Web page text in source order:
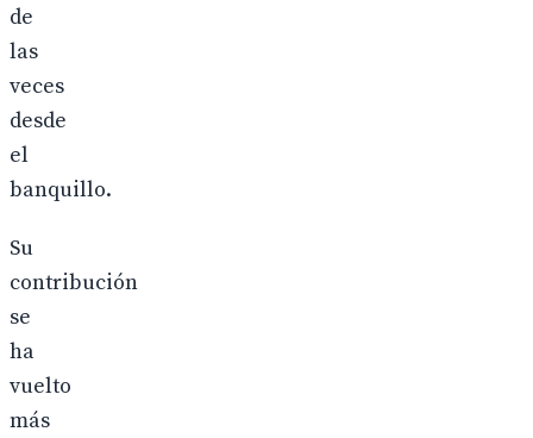
de
las
veces
desde
el
banquillo.
Su
contribución
se
ha
vuelto
más